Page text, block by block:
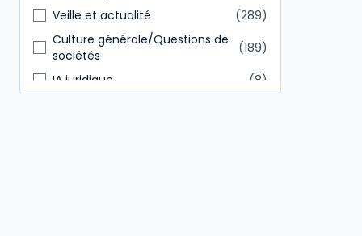
Veille et actualité
289
Culture générale/Questions de
sociétés
189
IA juridique
8